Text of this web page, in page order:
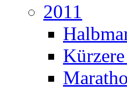
2011